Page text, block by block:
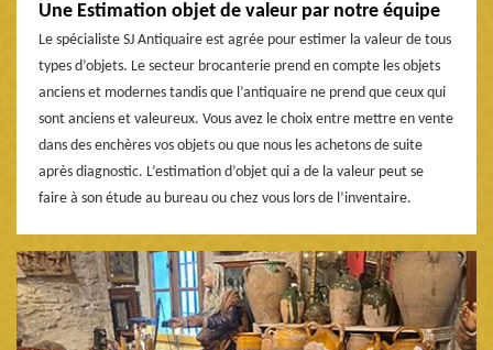
Une Estimation objet de valeur par notre équipe
Le spécialiste SJ Antiquaire est agrée pour estimer la valeur de tous
types d’objets. Le secteur brocanterie prend en compte les objets
anciens et modernes tandis que l’antiquaire ne prend que ceux qui
sont anciens et valeureux. Vous avez le choix entre mettre en vente
dans des enchères vos objets ou que nous les achetons de suite
après diagnostic. L’estimation d’objet qui a de la valeur peut se
faire à son étude au bureau ou chez vous lors de l’inventaire.